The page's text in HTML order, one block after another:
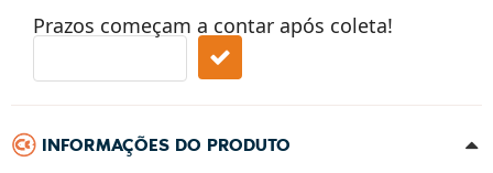
Prazos começam a contar após coleta!
INFORMAÇÕES DO PRODUTO